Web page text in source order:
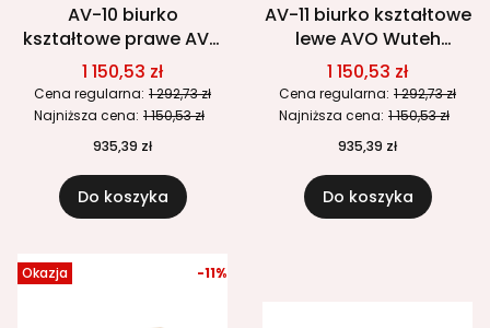
AV-10 biurko
kształtowe prawe AVO
Wuteh 160x100 cm
1 150,53 zł
Cena regularna: 1 292,73 zł
Najniższa cena: 1 150,53 zł
935,39 zł
Do koszyka
AV-11 biurko kształtowe
lewe AVO Wuteh
160x100 cm
1 150,53 zł
Cena regularna: 1 292,73 zł
Najniższa cena: 1 150,53 zł
935,39 zł
Do koszyka
Okazja -11%